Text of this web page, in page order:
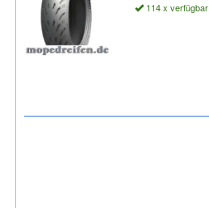
114 x verfügbar